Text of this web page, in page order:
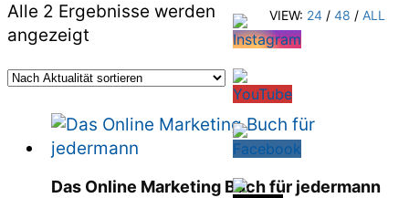
VIEW: 24 / 48 / ALL
Alle 2 Ergebnisse werden
angezeigt
sortiert
Das Online Marketing Buch für jedermann